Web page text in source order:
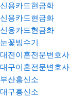
신용카드현금화
신용카드현금화
신용카드현금화
눈꽃빙수기
대전이혼전문변호사
대구이혼전문변호사
부산흥신소
대구흥신소